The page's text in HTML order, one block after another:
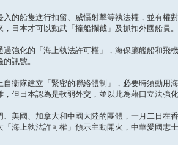
的船隻進行扣留、威懾射擊等執法權，並有權
日本才可以動武「撞船攔截」及抓扣外國船員。
強化的「海上執法許可權」，海保廳艦船和飛
訊號。
衞隊建立「緊密的聯絡體制」，必要時須動用
但日本認為是軟弱外交，並以此為藉口立法強
美國、加拿大和中國大陸的團體，一月二日
海上執法許可權」預示主動開火，中華愛國志士